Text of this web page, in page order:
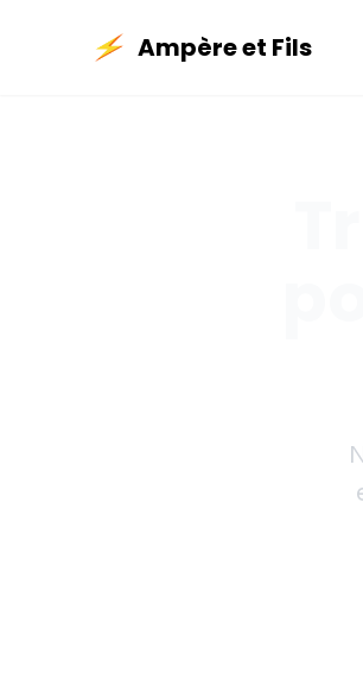
Ampère et Fils